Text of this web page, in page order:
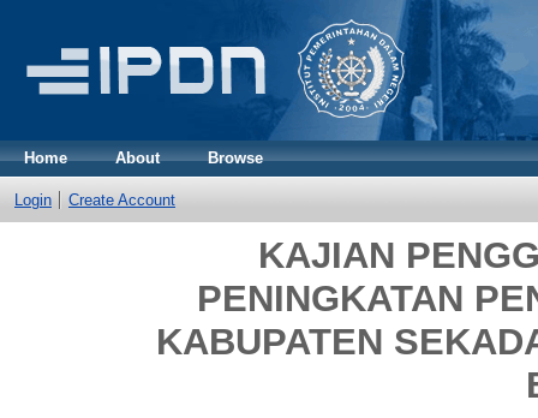
Home About Browse
Login Create Account
KAJIAN
PENINGKATAN
KABUPATEN